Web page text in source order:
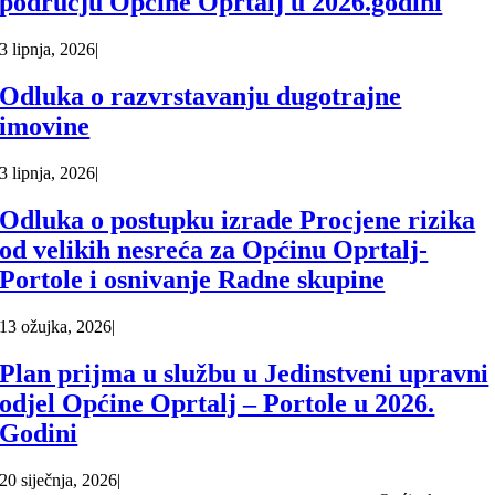
3 lipnja, 2026|
Odluka o razvrstavanju dugotrajne
imovine
3 lipnja, 2026|
Odluka o postupku izrade Procjene rizika
od velikih nesreća za Općinu Oprtalj-
Portole i osnivanje Radne skupine
13 ožujka, 2026|
Plan prijma u službu u Jedinstveni upravni
odjel Općine Oprtalj – Portole u 2026.
Godini
20 siječnja, 2026|